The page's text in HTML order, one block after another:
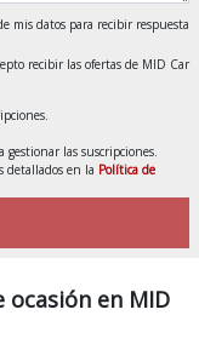
mis datos para recibir respuesta
recibir las ofertas de MID Car
gestionar las suscripciones.
detallados en la Política de
ocasión en MID